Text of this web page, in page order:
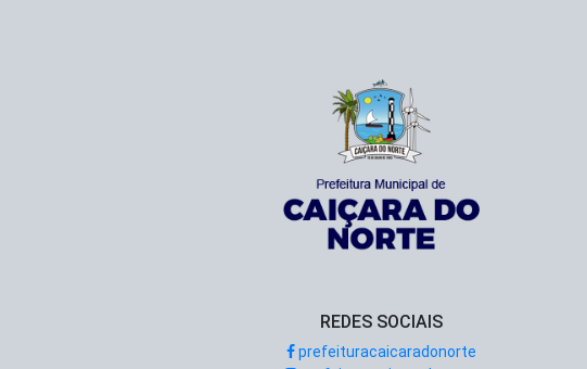
REDES SOCIAIS
prefeituracaicaradonorte